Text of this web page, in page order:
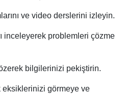
ve video derslerini izleyin.
inceleyerek problemleri çözme
bilgilerinizi pekiştirin.
eksiklerinizi görmeye ve